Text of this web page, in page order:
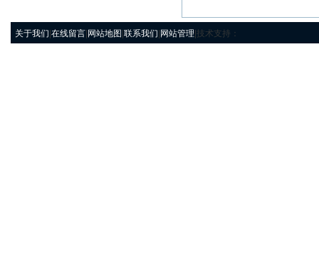
关于我们 在线留言 网站地图 联系我们 网站管理 |技术支持：